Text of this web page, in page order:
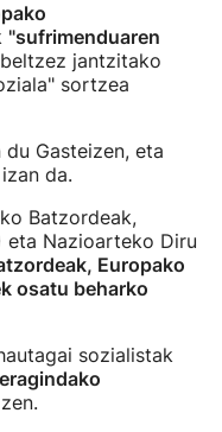
"sufrimenduaren
jantzitako
sortzea
Gasteizen, eta
da.
Batzordeak,
eta Nazioarteko Diru
Europako
osatu beharko
sozialistak